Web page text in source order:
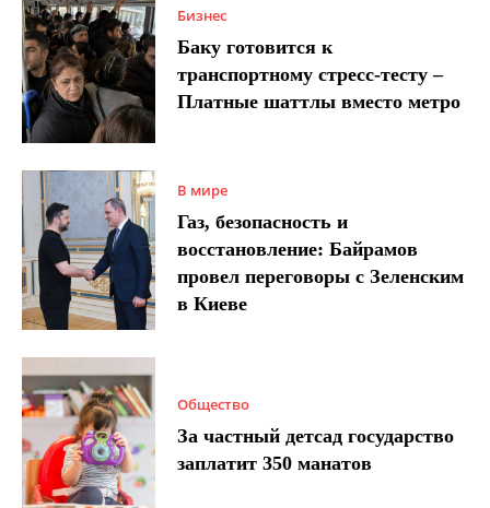
Бизнес
Баку готовится к
транспортному стресс-тесту –
Платные шаттлы вместо метро
В мире
Газ, безопасность и
восстановление: Байрамов
провел переговоры с Зеленским
в Киеве
Общество
За частный детсад государство
заплатит 350 манатов